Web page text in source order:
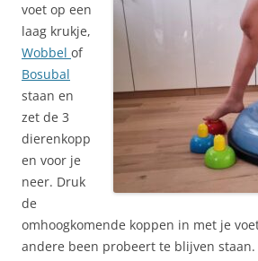
voet op een
laag krukje,
Wobbel of
Bosubal
staan en
zet de 3
dierenkopp
en voor je
neer. Druk
de
omhoogkomende koppen in met je
andere been probeert te blijven staan.